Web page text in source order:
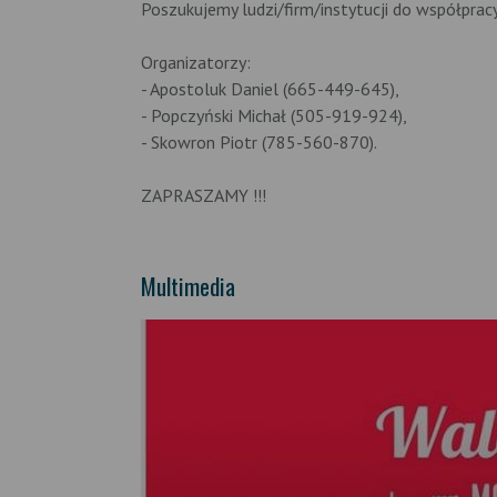
Poszukujemy ludzi/firm/instytucji do
Organizatorzy:
- Apostoluk Daniel (665-449-645),
- Popczyński Michał (505-919-924),
- Skowron Piotr (785-560-870).
ZAPRASZAMY !!!
Multimedia